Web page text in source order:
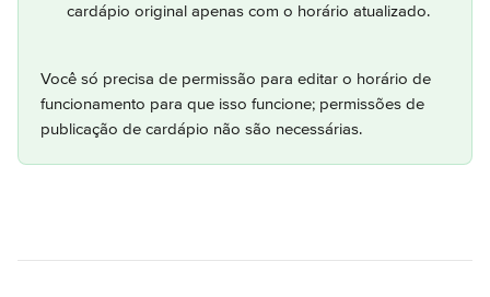
cardápio original apenas com o horário atualizado.
Você só precisa de permissão para editar o horário de
funcionamento para que isso funcione; permissões de
publicação de cardápio não são necessárias.